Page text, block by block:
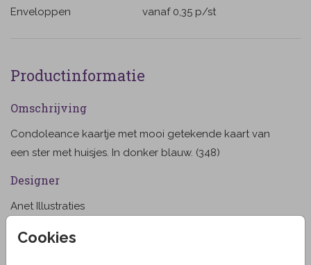
Cookies
Enveloppen
vanaf 0,35 p/st
Productinformatie
Omschrijving
Condoleance kaartje met mooi getekende kaart van
een ster met huisjes. In donker blauw. (348)
Designer
Anet Illustraties
Collectie